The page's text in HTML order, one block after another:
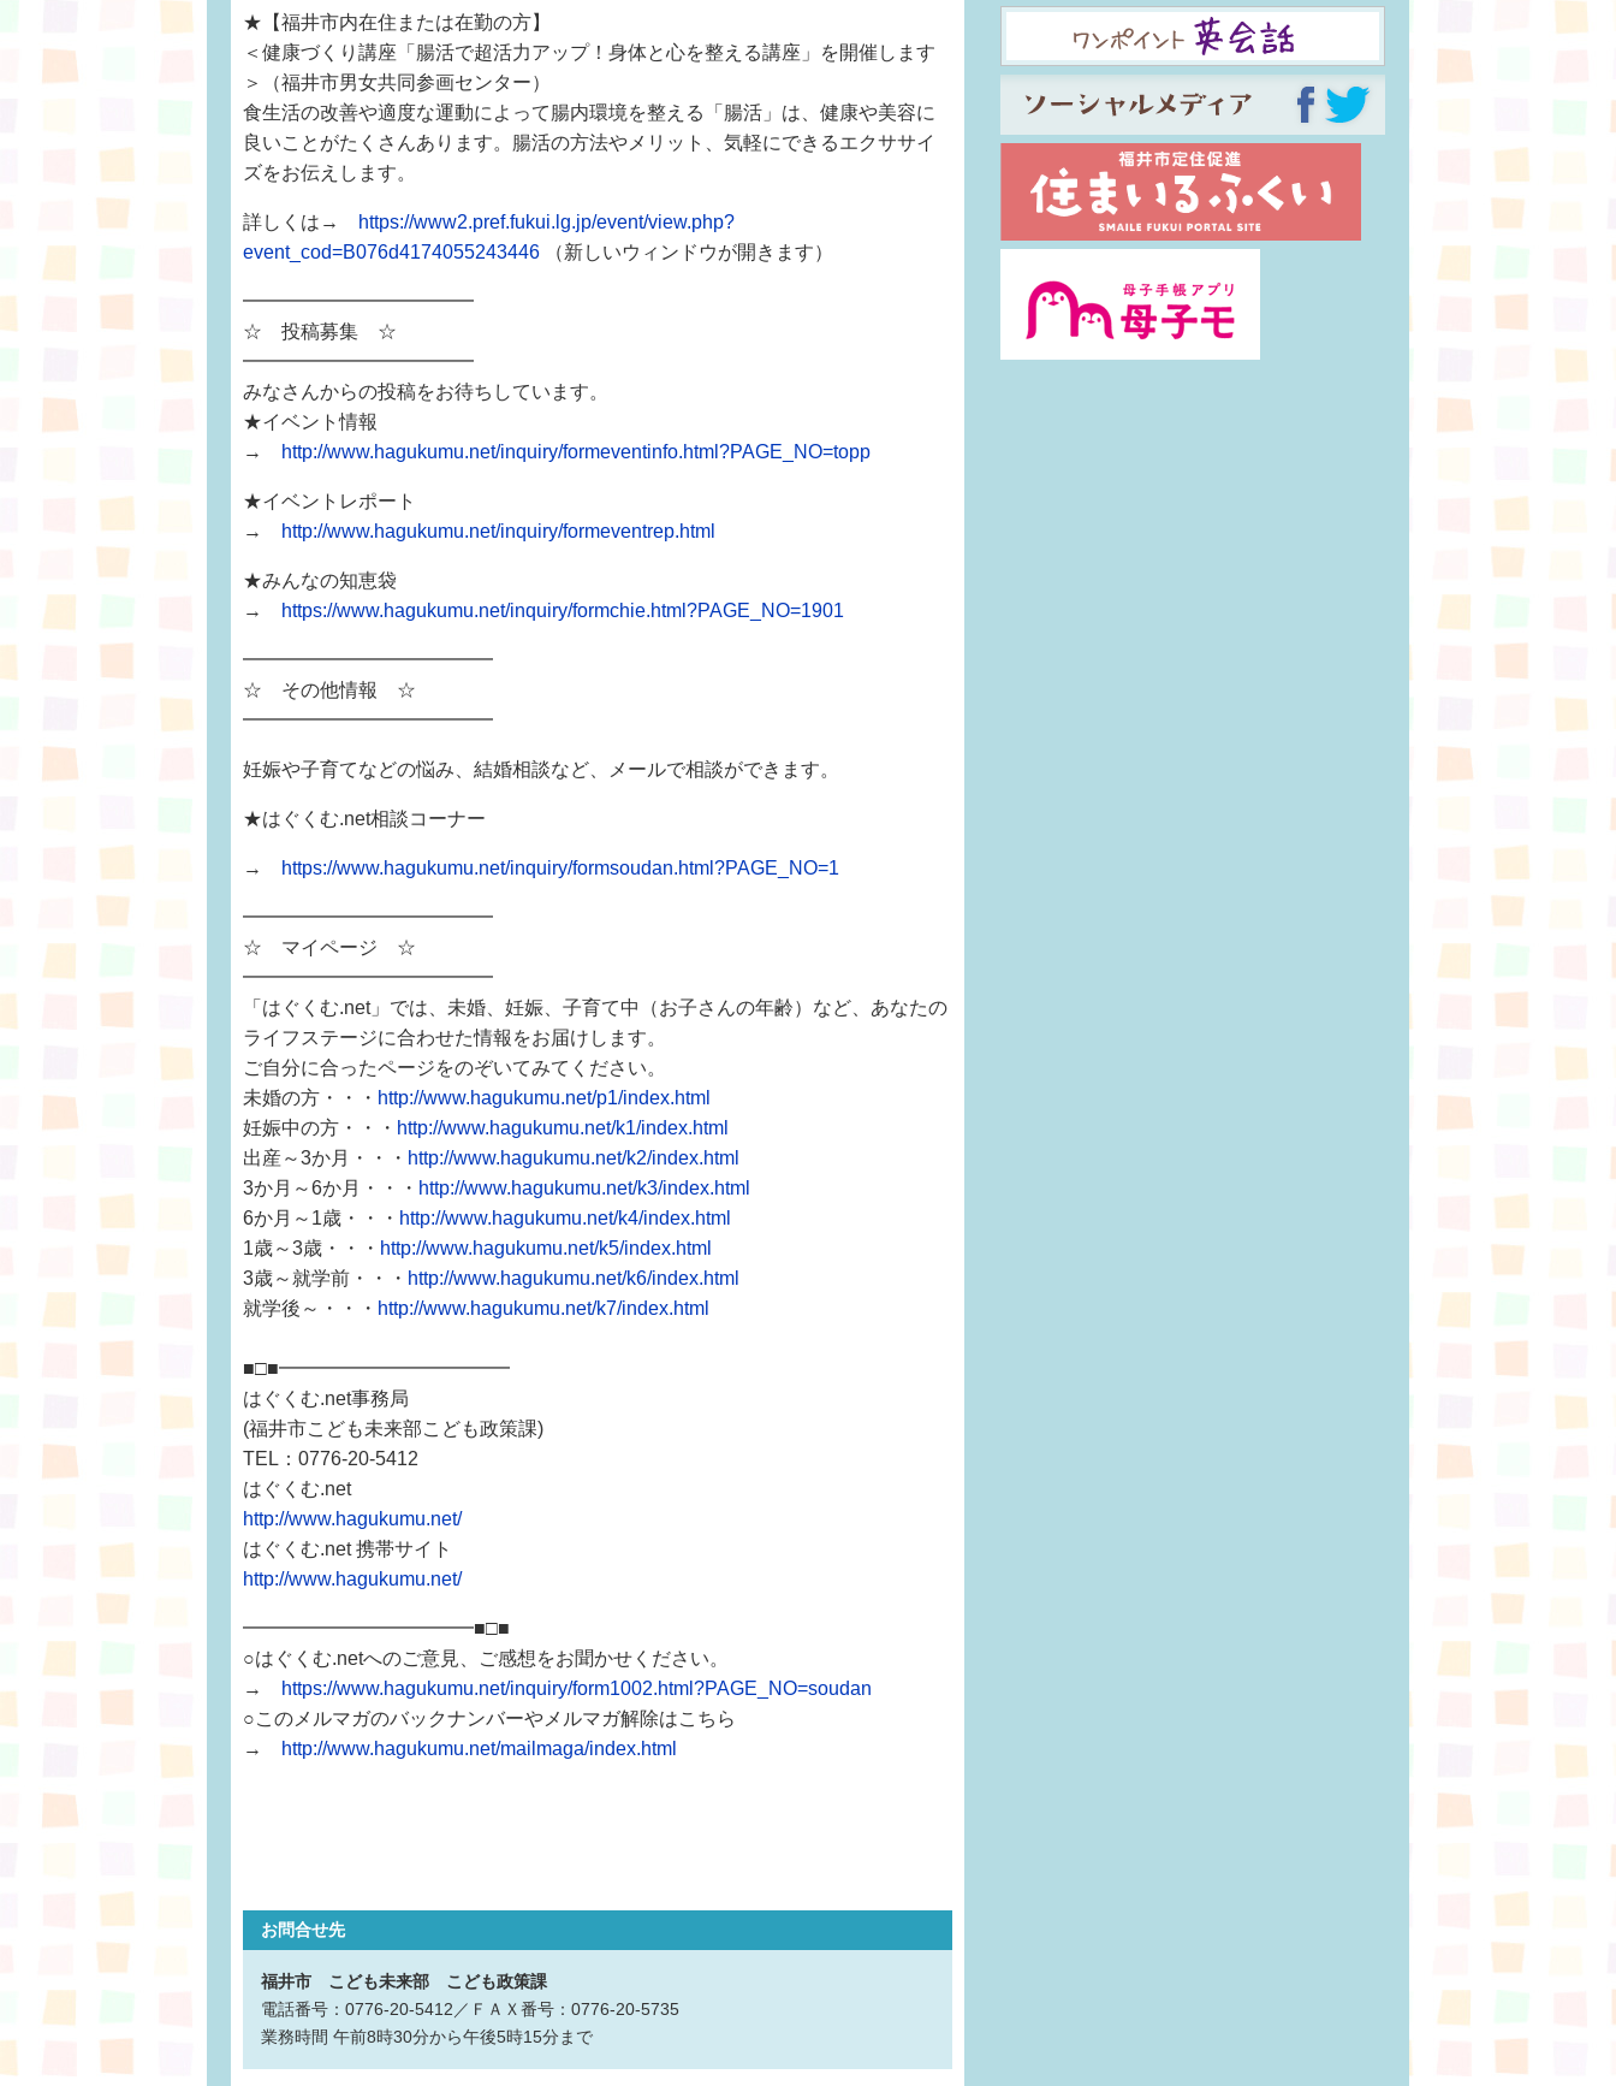
★【福井市内在住または在勤の方】
＜健康づくり講座「腸活で超活力アップ！身体と心を整える講座」を開催します
＞（福井市男女共同参画センター）
食生活の改善や適度な運動によって腸内環境を整える「腸活」は、健康や美容に
良いことがたくさんあります。腸活の方法やメリット、気軽にできるエクササイ
ズをお伝えします。
詳しくは→
https://www2.pref.fukui.lg.jp/event/view.php?
event_cod=B076d4174055243446 （新しいウィンドウが開きます）
━━━━━━━━━━━━
☆ 投稿募集 ☆
━━━━━━━━━━━━
みなさんからの投稿をお待ちしています。
★イベント情報
→
http://www.hagukumu.net/inquiry/formeventinfo.html?PAGE_NO=topp
★イベントレポート
→
http://www.hagukumu.net/inquiry/formeventrep.html
★みんなの知恵袋
→
https://www.hagukumu.net/inquiry/formchie.html?PAGE_NO=1901
━━━━━━━━━━━━━
☆ その他情報 ☆
━━━━━━━━━━━━━
妊娠や子育てなどの悩み、結婚相談など、メールで相談ができます。
★はぐくむ.net相談コーナー
→ https://www.hagukumu.net/inquiry/formsoudan.html?PAGE_NO=1
━━━━━━━━━━━━━
☆ マイページ ☆
━━━━━━━━━━━━━
「はぐくむ.net」では、未婚、妊娠、子育て中（お子さんの年齢）など、あなたの
ライフステージに合わせた情報をお届けします。
ご自分に合ったページをのぞいてみてください。
未婚の方・・・ http://www.hagukumu.net/p1/index.html
妊娠中の方・・・ http://www.hagukumu.net/k1/index.html
出産～3か月・・・ http://www.hagukumu.net/k2/index.html
3か月～6か月・・・ http://www.hagukumu.net/k3/index.html
6か月～1歳・・・ http://www.hagukumu.net/k4/index.html
1歳～3歳・・・ http://www.hagukumu.net/k5/index.html
3歳～就学前・・・ http://www.hagukumu.net/k6/index.html
就学後～・・・ http://www.hagukumu.net/k7/index.html
■□■━━━━━━━━━━━━
はぐくむ.net事務局
(福井市こども未来部こども政策課)
TEL：0776-20-5412
はぐくむ.net
http://www.hagukumu.net/
はぐくむ.net 携帯サイト
http://www.hagukumu.net/
━━━━━━━━━━━━■□■
○はぐくむ.netへのご意見、ご感想をお聞かせください。
→
https://www.hagukumu.net/inquiry/form1002.html?PAGE_NO=soudan
○このメルマガのバックナンバーやメルマガ解除はこちら
→
http://www.hagukumu.net/mailmaga/index.html
お問合せ先
福井市 こども未来部 こども政策課
電話番号：0776-20-5412／ＦＡＸ番号：0776-20-5735
業務時間 午前8時30分から午後5時15分まで